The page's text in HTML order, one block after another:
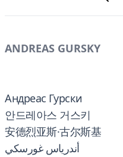
ANDREAS GURSKY
Андреас Гурски
안드레아스 거스키
安德烈亚斯·古尔斯基
أندرياس غورسكي